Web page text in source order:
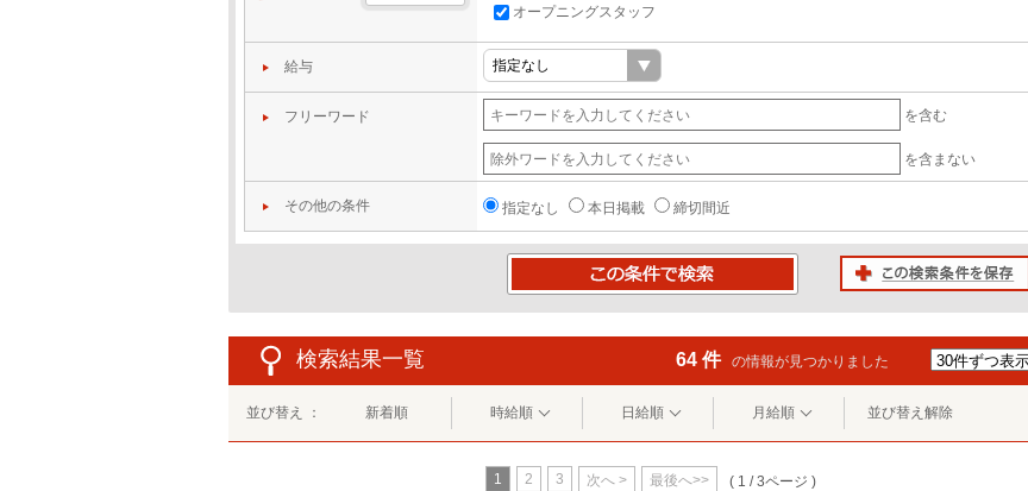
オープニングスタッフ
給与
フリーワード を含む
を含まない
その他の条件 指定なし 本日掲載 締切間近
検索結果一覧 64 件 の情報が見つかりました
並び替え ： 新着順 時給順 日給順 月給順 並び替え解除
1 2 3 次へ > 最後へ>> ( 1 / 3ページ )